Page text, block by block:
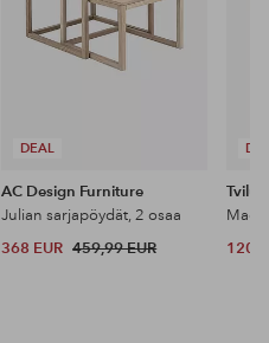
DEAL
AC Design Furniture
Julian sarjapöydät, 2 osaa
368 EUR 459,99 EUR
120